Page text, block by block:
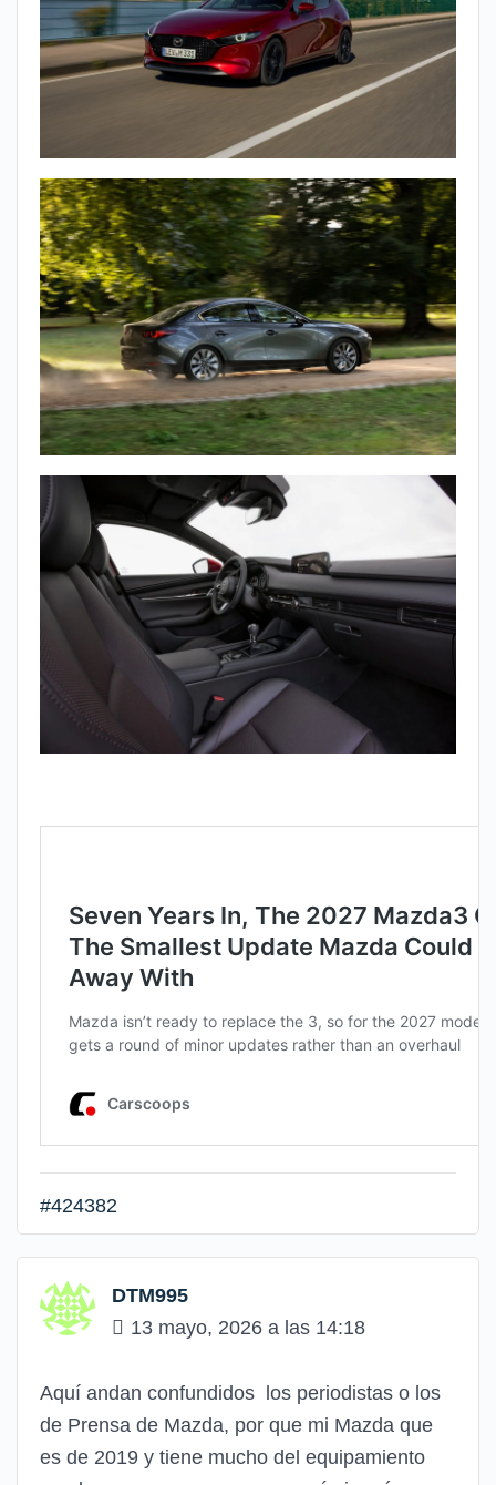
#424382
DTM995
13 mayo, 2026 a las 14:18
Aquí andan confundidos los periodistas o los
de Prensa de Mazda, por que mi Mazda que
es de 2019 y tiene mucho del equipamiento